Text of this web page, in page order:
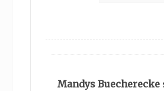
Mandys Buecherecke